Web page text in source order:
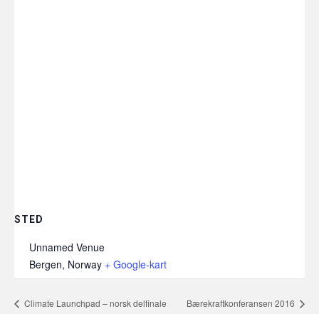
STED
Unnamed Venue
Bergen, Norway + Google-kart
Climate Launchpad – norsk delfinale Bærekraftkonferansen 2016